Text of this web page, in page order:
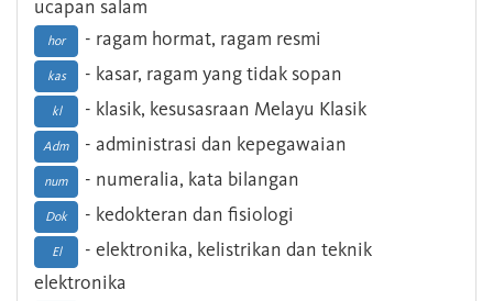
ucapan salam
hor - ragam hormat, ragam resmi
kas - kasar, ragam yang tidak sopan
kl - klasik, kesusasraan Melayu Klasik
Adm - administrasi dan kepegawaian
num - numeralia, kata bilangan
Dok - kedokteran dan fisiologi
El
- elektronika, kelistrikan dan teknik
elektronika